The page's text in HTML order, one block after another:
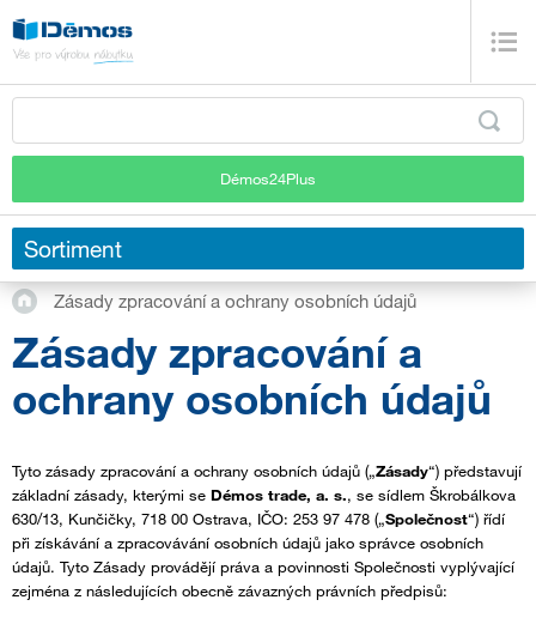
Démos24Plus
Sortiment
Zásady zpracování a ochrany osobních údajů
Zásady zpracování a
ochrany osobních údajů
Tyto zásady zpracování a ochrany osobních údajů („Zásady“) představují
základní zásady, kterými se Démos trade, a. s., se sídlem Škrobálkova
630/13, Kunčičky, 718 00 Ostrava, IČO: 253 97 478 („Společnost“) řídí
při získávání a zpracovávání osobních údajů jako správce osobních
údajů. Tyto Zásady provádějí práva a povinnosti Společnosti vyplývající
zejména z následujících obecně závazných právních předpisů: